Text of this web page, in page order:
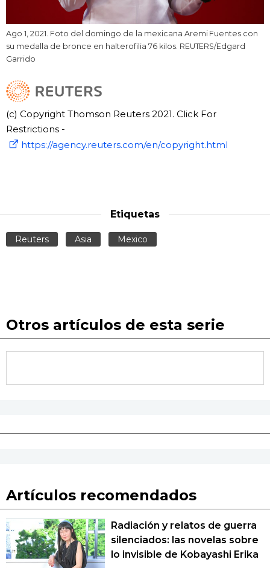
Ago 1, 2021. Foto del domingo de la mexicana Aremi Fuentes con
su medalla de bronce en halterofilia 76 kilos. REUTERS/Edgard
Garrido
(c) Copyright Thomson Reuters 2021. Click For
Restrictions -
https://agency.reuters.com/en/copyright.html
Etiquetas
Reuters Asia Mexico
Otros artículos de esta serie
Artículos recomendados
Radiación y relatos de guerra
silenciados: las novelas sobre
lo invisible de Kobayashi Erika